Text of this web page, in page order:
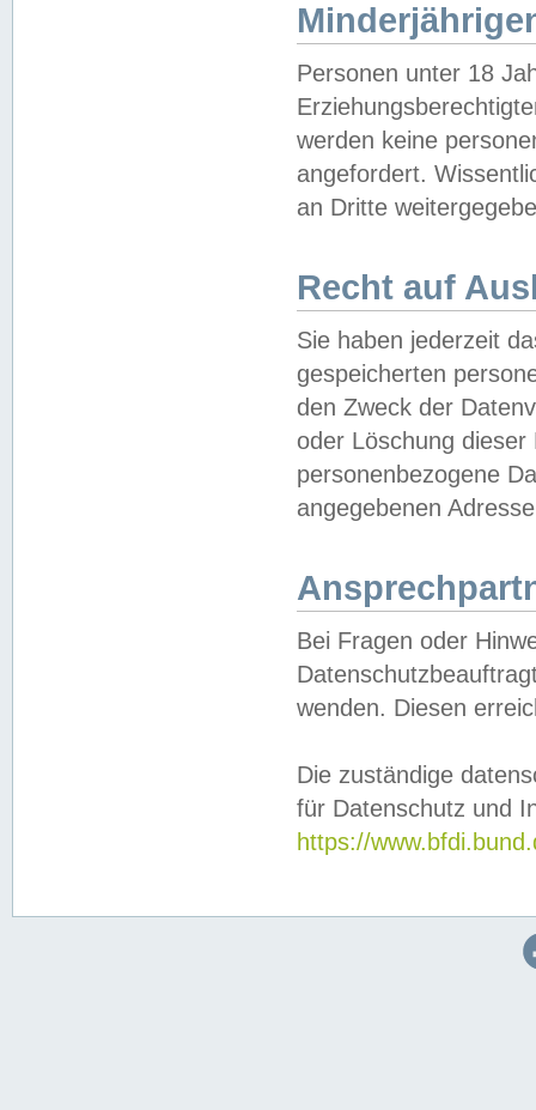
Personen unter 18
werden keine
angefordert.
an Dritte
Recht auf
Sie haben jederzeit
gespeicherten
den Zweck der
oder Löschung
personenbezogene
angegebenen
Bei Fragen oder
wenden. Diesen
Die zuständige
für Datenschutz und
https://